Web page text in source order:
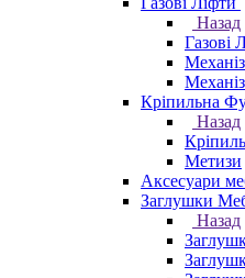
Назад
Газові
Кріпильна
Назад
Метизи
Аксесуари
Заглушки
Назад